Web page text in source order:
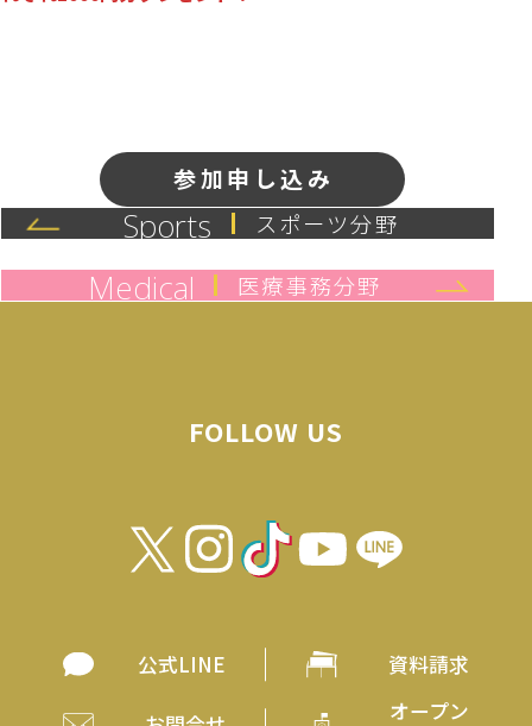
参加申し込み
Sports スポーツ分野
Medical 医療事務分野
FOLLOW US
公式LINE 資料請求
オープン